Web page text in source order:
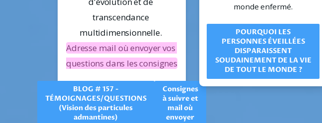
transcendance
Adresse mail où envoyer vos
questions dans les consignes
BLOG # 157 -
TÉMOIGNAGES/QUESTIONS
(Vision des particules
admantines)
Consignes
à suivre et
mail où
envoyer
monde enfermé.
POURQUOI LES
PERSONNES ÉVEILLÉES
DISPARAISSENT
SOUDAINEMENT DE LA VIE
DE TOUT LE MONDE ?